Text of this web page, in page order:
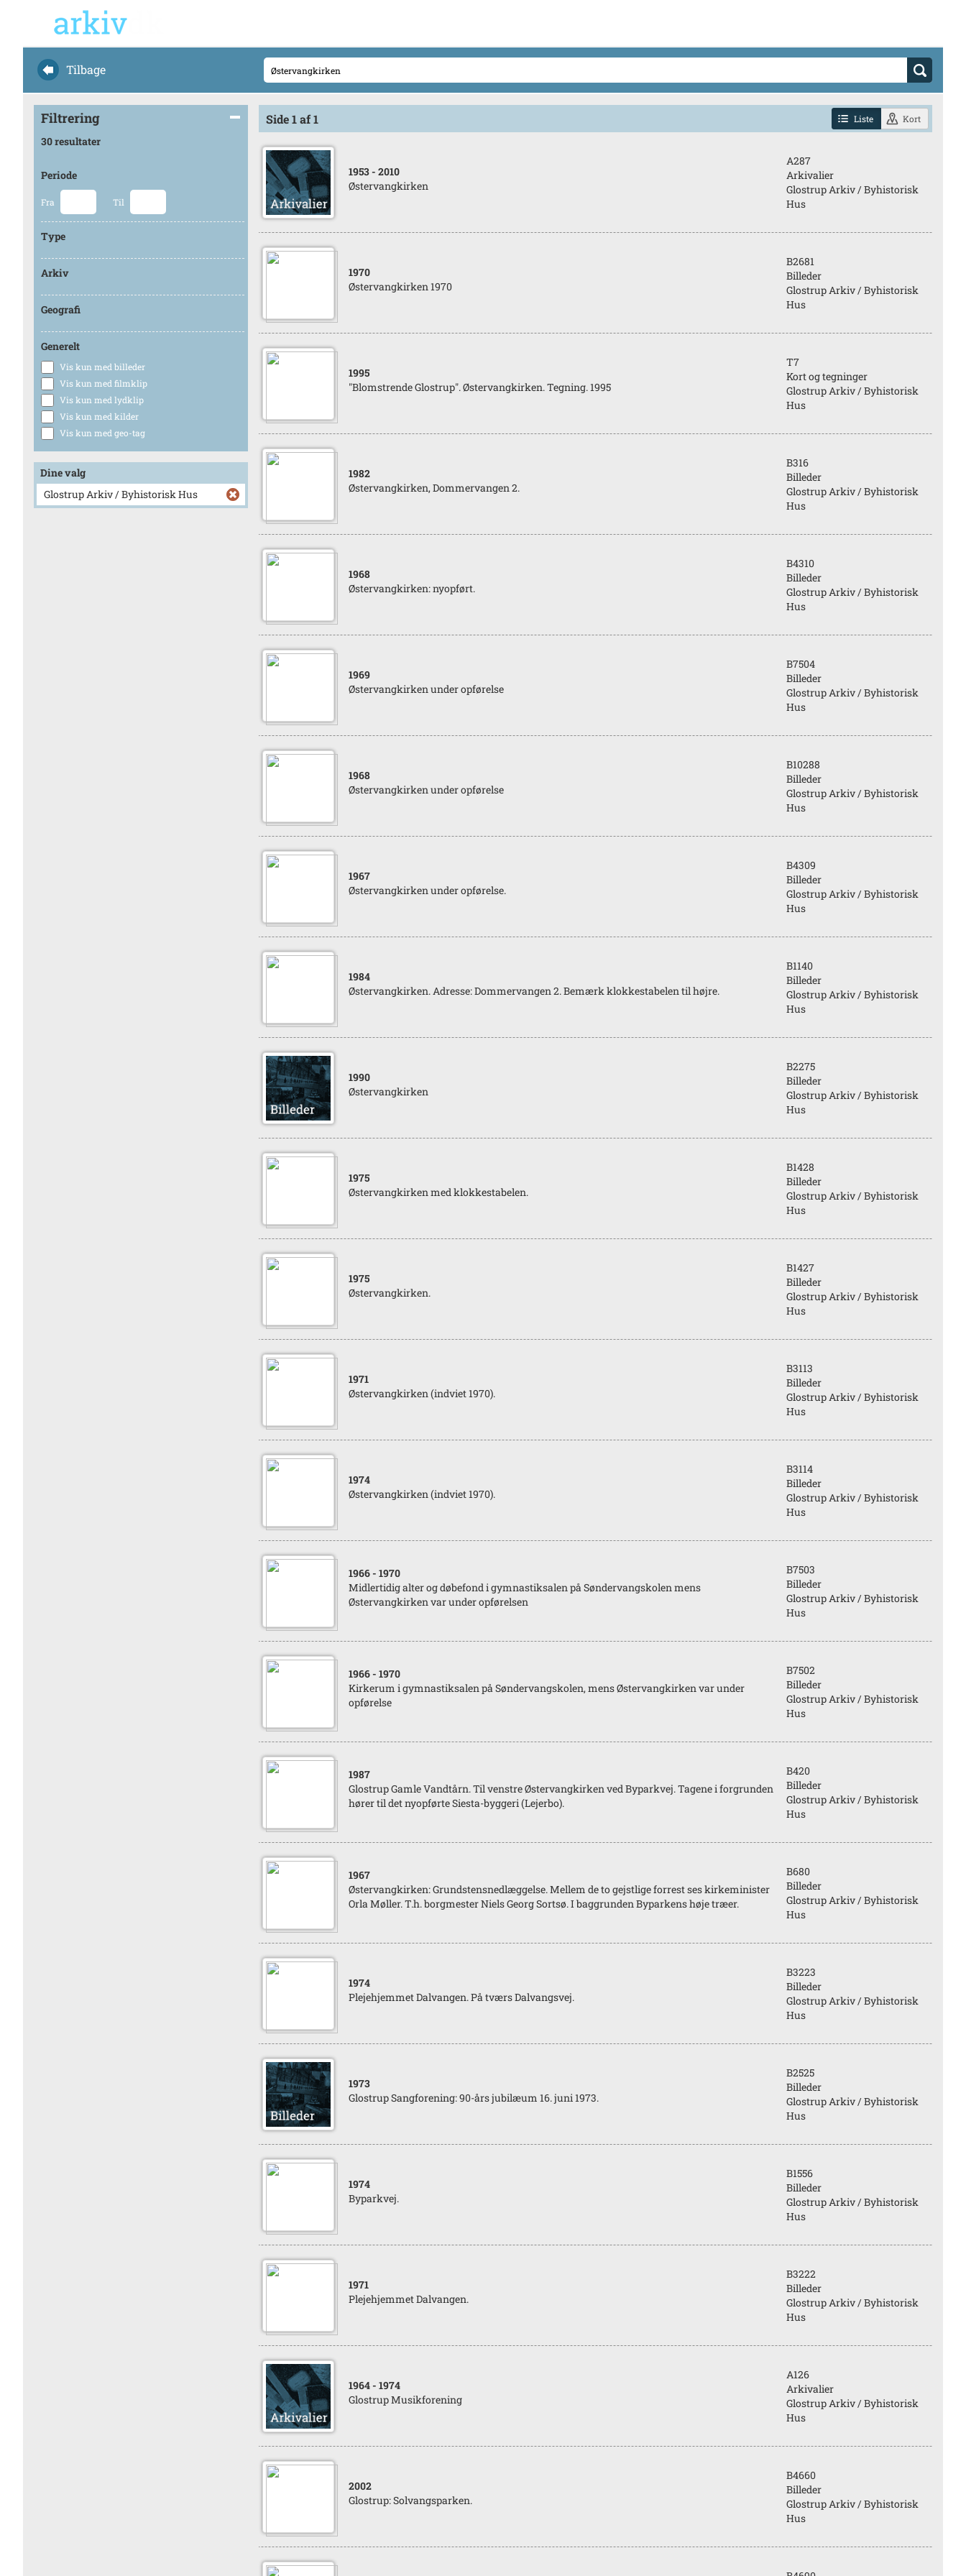
Tilbage
Filtrering
30 resultater
Periode
Fra Til
Type
Arkiv
Geografi
Generelt
Vis kun med billeder
Vis kun med filmklip
Vis kun med lydklip
Vis kun med kilder
Vis kun med geo-tag
Dine valg
Glostrup Arkiv / Byhistorisk Hus
Side 1 af 1 Liste Kort
1953 - 2010
Østervangkirken
A287
Arkivalier
Glostrup Arkiv / Byhistorisk
Hus
1970
Østervangkirken 1970
B2681
Billeder
Glostrup Arkiv / Byhistorisk
Hus
1995
"Blomstrende Glostrup". Østervangkirken. Tegning. 1995
T7
Kort og tegninger
Glostrup Arkiv / Byhistorisk
Hus
1982
Østervangkirken, Dommervangen 2.
B316
Billeder
Glostrup Arkiv / Byhistorisk
Hus
1968
Østervangkirken: nyopført.
B4310
Billeder
Glostrup Arkiv / Byhistorisk
Hus
1969
Østervangkirken under opførelse
B7504
Billeder
Glostrup Arkiv / Byhistorisk
Hus
1968
Østervangkirken under opførelse
B10288
Billeder
Glostrup Arkiv / Byhistorisk
Hus
1967
Østervangkirken under opførelse.
B4309
Billeder
Glostrup Arkiv / Byhistorisk
Hus
1984
Østervangkirken. Adresse: Dommervangen 2. Bemærk klokkestabelen til højre.
B1140
Billeder
Glostrup Arkiv / Byhistorisk
Hus
1990
Østervangkirken
B2275
Billeder
Glostrup Arkiv / Byhistorisk
Hus
1975
Østervangkirken med klokkestabelen.
B1428
Billeder
Glostrup Arkiv / Byhistorisk
Hus
1975
Østervangkirken.
B1427
Billeder
Glostrup Arkiv / Byhistorisk
Hus
1971
Østervangkirken (indviet 1970).
B3113
Billeder
Glostrup Arkiv / Byhistorisk
Hus
1974
Østervangkirken (indviet 1970).
B3114
Billeder
Glostrup Arkiv / Byhistorisk
Hus
1966 - 1970
Midlertidig alter og døbefond i gymnastiksalen på Søndervangskolen mens
Østervangkirken var under opførelsen
B7503
Billeder
Glostrup Arkiv / Byhistorisk
Hus
1966 - 1970
Kirkerum i gymnastiksalen på Søndervangskolen, mens Østervangkirken var under
opførelse
B7502
Billeder
Glostrup Arkiv / Byhistorisk
Hus
1987
Glostrup Gamle Vandtårn. Til venstre Østervangkirken ved Byparkvej. Tagene i forgrunden
hører til det nyopførte Siesta-byggeri (Lejerbo).
B420
Billeder
Glostrup Arkiv / Byhistorisk
Hus
1967
Østervangkirken: Grundstensnedlæggelse. Mellem de to gejstlige forrest ses kirkeminister
Orla Møller. T.h. borgmester Niels Georg Sortsø. I baggrunden Byparkens høje træer.
B680
Billeder
Glostrup Arkiv / Byhistorisk
Hus
1974
Plejehjemmet Dalvangen. På tværs Dalvangsvej.
B3223
Billeder
Glostrup Arkiv / Byhistorisk
Hus
1973
Glostrup Sangforening: 90-års jubilæum 16. juni 1973.
B2525
Billeder
Glostrup Arkiv / Byhistorisk
Hus
1974
Byparkvej.
B1556
Billeder
Glostrup Arkiv / Byhistorisk
Hus
1971
Plejehjemmet Dalvangen.
B3222
Billeder
Glostrup Arkiv / Byhistorisk
Hus
1964 - 1974
Glostrup Musikforening
A126
Arkivalier
Glostrup Arkiv / Byhistorisk
Hus
2002
Glostrup: Solvangsparken.
B4660
Billeder
Glostrup Arkiv / Byhistorisk
Hus